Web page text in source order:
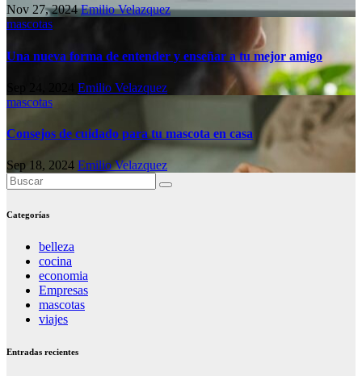
Nov 27, 2024Emilio Velazquez
mascotas
Una nueva forma de entender y enseñar a tu mejor amigo
Emilio Velazquez
mascotas
Consejos de cuidado para tu mascota en casa
Sep 18, 2024 Emilio Velazquez
Categorías
belleza
cocina
economia
Empresas
mascotas
viajes
Entradas recientes